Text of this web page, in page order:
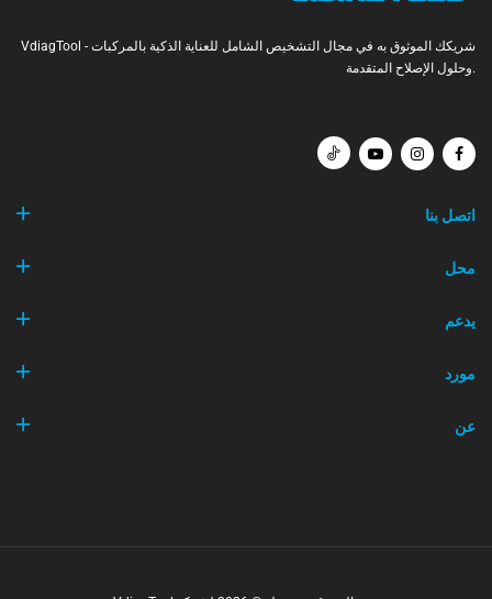
VdiagTool - شريكك الموثوق به في مجال التشخيص الشامل للعناية الذكية بالمركبات
وحلول الإصلاح المتقدمة.
اتصل بنا
محل
يدعم
مورد
عن